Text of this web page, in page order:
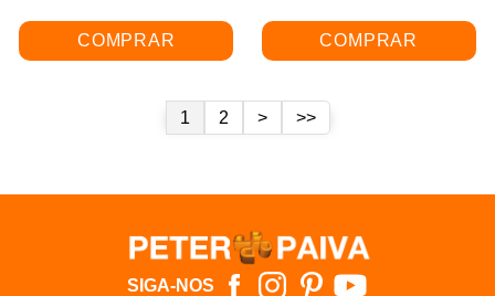
COMPRAR COMPRAR
1 2 > >>
SIGA-NOS